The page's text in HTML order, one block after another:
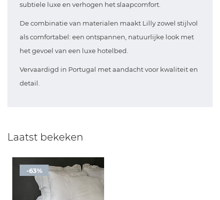
subtiele luxe en verhogen het slaapcomfort.
De combinatie van materialen maakt Lilly zowel stijlvol
als comfortabel: een ontspannen, natuurlijke look met
het gevoel van een luxe hotelbed.
Vervaardigd in Portugal met aandacht voor kwaliteit en
detail.
Laatst bekeken
-63%